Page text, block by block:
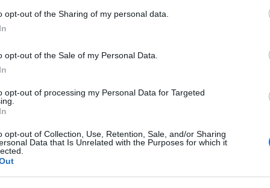
opt-out of the Sharing of my personal data.
opt-out of the Sale of my Personal Data.
opt-out of processing my Personal Data for Targeted
opt-out of Collection, Use, Retention, Sale, and/or Sharing
Data that Is Unrelated with the Purposes for which it
mm/rev